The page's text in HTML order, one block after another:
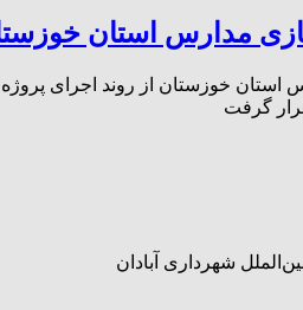
مدارس استان
استان خوزستان از روند اجرای
گرفت
شهرداری آبادان